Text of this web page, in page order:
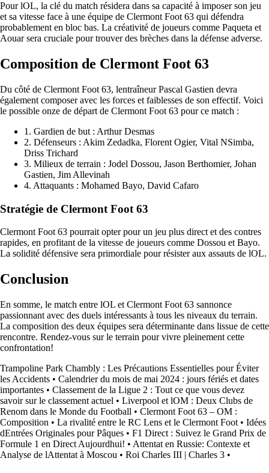
Pour lOL, la clé du match résidera dans sa capacité à imposer son jeu
et sa vitesse face à une équipe de Clermont Foot 63 qui défendra
probablement en bloc bas. La créativité de joueurs comme Paqueta et
Aouar sera cruciale pour trouver des brèches dans la défense adverse.
Composition de Clermont Foot 63
Du côté de Clermont Foot 63, lentraîneur Pascal Gastien devra
également composer avec les forces et faiblesses de son effectif. Voici
le possible onze de départ de Clermont Foot 63 pour ce match :
1. Gardien de but : Arthur Desmas
2. Défenseurs : Akim Zedadka, Florent Ogier, Vital NSimba,
Driss Trichard
3. Milieux de terrain : Jodel Dossou, Jason Berthomier, Johan
Gastien, Jim Allevinah
4. Attaquants : Mohamed Bayo, David Cafaro
Stratégie de Clermont Foot 63
Clermont Foot 63 pourrait opter pour un jeu plus direct et des contres
rapides, en profitant de la vitesse de joueurs comme Dossou et Bayo.
La solidité défensive sera primordiale pour résister aux assauts de lOL.
Conclusion
En somme, le match entre lOL et Clermont Foot 63 sannonce
passionnant avec des duels intéressants à tous les niveaux du terrain.
La composition des deux équipes sera déterminante dans lissue de cette
rencontre. Rendez-vous sur le terrain pour vivre pleinement cette
confrontation!
Trampoline Park Chambly : Les Précautions Essentielles pour Éviter
les Accidents • Calendrier du mois de mai 2024 : jours fériés et dates
importantes • Classement de la Ligue 2 : Tout ce que vous devez
savoir sur le classement actuel • Liverpool et lOM : Deux Clubs de
Renom dans le Monde du Football • Clermont Foot 63 – OM :
Composition • La rivalité entre le RC Lens et le Clermont Foot • Idées
dEntrées Originales pour Pâques • F1 Direct : Suivez le Grand Prix de
Formule 1 en Direct Aujourdhui! • Attentat en Russie: Contexte et
Analyse de lAttentat à Moscou • Roi Charles III | Charles 3 •